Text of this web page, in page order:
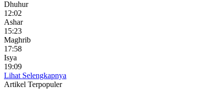
Dhuhur
12:02
Ashar
15:23
Maghrib
17:58
Isya
19:09
Lihat Selengkapnya
Artikel Terpopuler